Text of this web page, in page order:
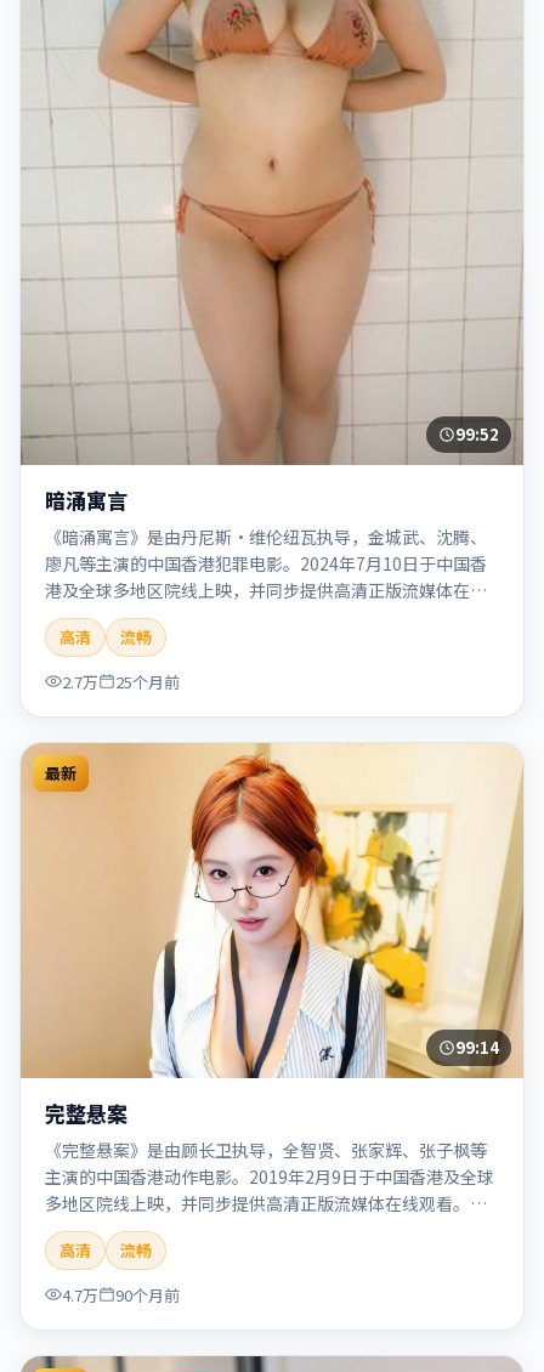
99:52
暗涌寓言
《暗涌寓言》是由丹尼斯·维伦纽瓦执导，金城武、沈腾、
廖凡等主演的中国香港犯罪电影。2024年7月10日于中国香
港及全球多地区院线上映，并同步提供高清正版流媒体在线
观看。剧情与看点：聚焦案件与人性灰色地带，张力十足，
兼具社会观察与戏剧冲突。本片适合检索「暗涌寓言」「丹
尼斯·维伦纽瓦」「犯罪」「中国香港」「2024」「2024-
07-10上映」等关键词的影迷阅读简介与主创信息。
高清
流畅
2.7万
25个月前
最新
99:14
完整悬案
《完整悬案》是由顾长卫执导，全智贤、张家辉、张子枫等
主演的中国香港动作电影。2019年2月9日于中国香港及全球
多地区院线上映，并同步提供高清正版流媒体在线观看。剧
情与看点：动作场面密集，节奏明快，适合喜欢热血追缉与
爆破场面的观众。本片适合检索「完整悬案」「顾长卫」
「动作」「中国香港」「2019」「2019-02-09上映」等关键
词的影迷阅读简介与主创信息。
高清
流畅
4.7万
90个月前